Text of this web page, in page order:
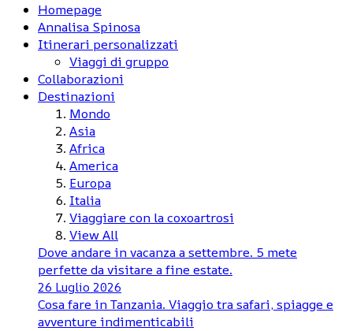
Homepage
Annalisa Spinosa
Itinerari personalizzati
Viaggi di gruppo
Collaborazioni
Destinazioni
Mondo
Asia
Africa
America
Europa
Italia
Viaggiare con la coxoartrosi
View All
Dove andare in vacanza a settembre. 5 mete
perfette da visitare a fine estate.
26 Luglio 2026
Cosa fare in Tanzania. Viaggio tra safari, spiagge e
avventure indimenticabili